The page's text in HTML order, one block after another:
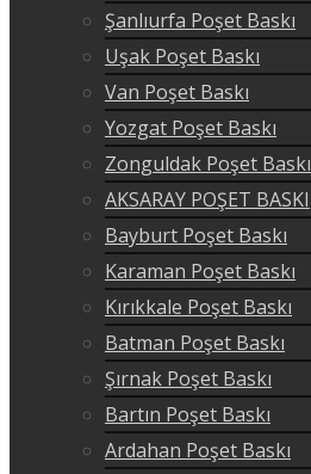
Şanlıurfa Poşet Baskı
Uşak Poşet Baskı
Van Poşet Baskı
Yozgat Poşet Baskı
Zonguldak Poşet Baskı
AKSARAY POŞET BASKI
Bayburt Poşet Baskı
Karaman Poşet Baskı
Kırıkkale Poşet Baskı
Batman Poşet Baskı
Şırnak Poşet Baskı
Bartın Poşet Baskı
Ardahan Poşet Baskı